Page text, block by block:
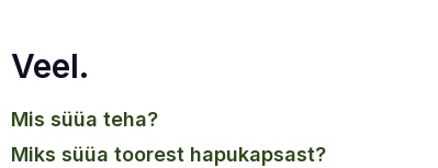
Veel.
mis süüa teha?
miks süüa toorest hapukapsast?